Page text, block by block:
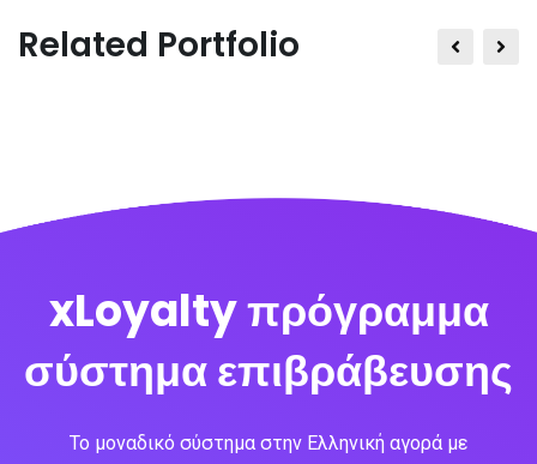
Related Portfolio
xLoyalty πρόγραμμα
σύστημα επιβράβευσης
Το μοναδικό σύστημα στην Ελληνική αγορά με